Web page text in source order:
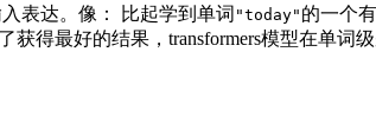
表达。像： 比起学到单词 "today" 的一个
得最好的结果，transformers模型在单词